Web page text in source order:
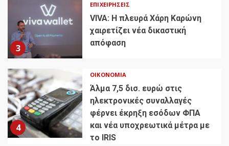
3
ΕΠΙΧΕΙΡΉΣΕΙΣ
VIVA: Η πλευρά Χάρη Καρώνη
χαιρετίζει νέα δικαστική
απόφαση
4
ΟΙΚΟΝΟΜΊΑ
Άλμα 7,5 δισ. ευρώ στις
ηλεκτρονικές συναλλαγές
φέρνει έκρηξη εσόδων ΦΠΑ
και νέα υποχρεωτικά μέτρα με
το IRIS